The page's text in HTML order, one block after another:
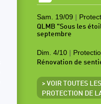
Sam. 19/09 |
QLMB "Sous les
septembre
Dim. 4/10 |
Rénovation de
> VOIR TOUTES
PROTECTION DE